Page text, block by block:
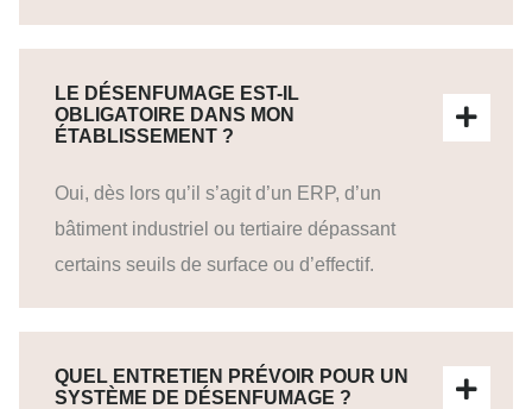
LE DÉSENFUMAGE EST-IL
OBLIGATOIRE DANS MON
ÉTABLISSEMENT ?
Oui, dès lors qu’il s’agit d’un ERP, d’un
bâtiment industriel ou tertiaire dépassant
certains seuils de surface ou d’effectif.
QUEL ENTRETIEN PRÉVOIR POUR UN
SYSTÈME DE DÉSENFUMAGE ?